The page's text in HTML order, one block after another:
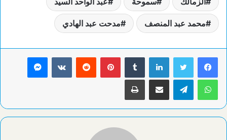
محمد عبد المنصف مدحت عبد الهادي
لينكدإن بينتيريست ماسنجر
واتساب تيلقرام مشاركة عبر البريد طباعة